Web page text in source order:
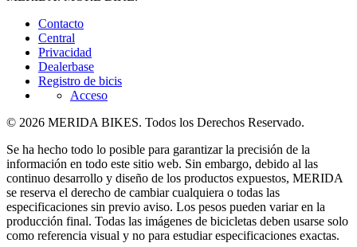
Contacto
Central
Privacidad
Dealerbase
Registro de bicis
Acceso
© 2026 MERIDA BIKES. Todos los Derechos Reservado.
Se ha hecho todo lo posible para garantizar la precisión de la
información en todo este sitio web. Sin embargo, debido al las
continuo desarrollo y diseño de los productos expuestos, MERIDA
se reserva el derecho de cambiar cualquiera o todas las
especificaciones sin previo aviso. Los pesos pueden variar en la
producción final. Todas las imágenes de bicicletas deben usarse solo
como referencia visual y no para estudiar especificaciones exactas.